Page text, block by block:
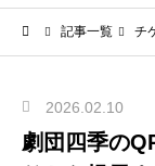
記事一覧 チ
2026.02.10
劇団四季の